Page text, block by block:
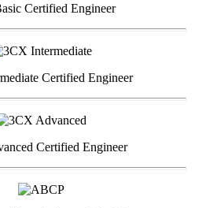
Certified Engineer
Certified Engineer
Certified Engineer